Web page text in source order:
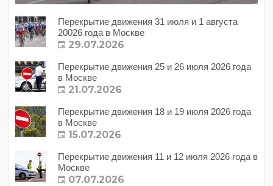
Перекрытие движения 31 июля и 1 августа
20026 года в Москве
29.07.2026
Перекрытие движения 25 и 26 июля 2026 года
в Москве
21.07.2026
Перекрытие движения 18 и 19 июля 2026 года
в Москве
15.07.2026
Перекрытие движения 11 и 12 июля 2026 года в
Москве
07.07.2026